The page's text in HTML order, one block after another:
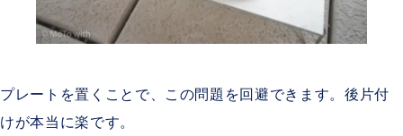
プレートを置くことで、この問題を回避できます。後片付
けが本当に楽です。